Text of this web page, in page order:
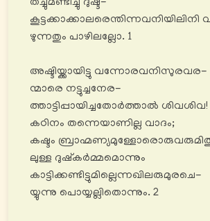
തച്ചുമണ്ടിച്ചു ദുഷ്ട-
കൂട്ടക്കാക്കാലരെന്തിന്നവനിയിലിനി
ഴുന്നതും പാഴിലല്ലോ. 1
അഷ്ടിയ്ക്കായിട്ടു വന്നോരവനിസുരവര-
ന്മാരെ നട്ടുച്ചനേര-
ത്താട്ടിപ്പായിച്ചതോർത്താൽ ശിവശിവ!
കഠിനം തന്നെയാണില്ല വാദം;
കഷ്ടം
ലുള്ള ദുഷ്കർമ്മമൊന്നും
കാട്ടിക്കണ്ടിട്ടുമില്ലെന്നഖിലരുമുരചെ-
യ്യുന്നു പൊയ്യല്ലിതൊന്നും. 2